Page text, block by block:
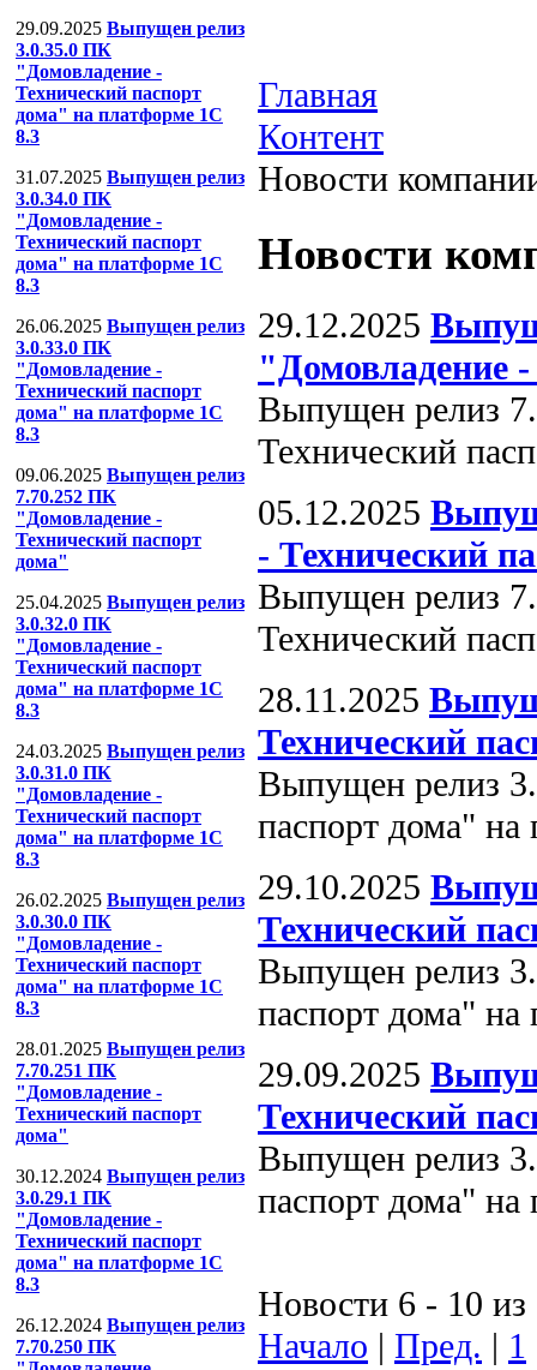
29.09.2025 Выпущен релиз
3.0.35.0 ПК
"Домовладение -
Технический паспорт
дома" на платформе 1С
8.3
31.07.2025 Выпущен релиз
3.0.34.0 ПК
"Домовладение -
Технический паспорт
дома" на платформе 1С
8.3
26.06.2025 Выпущен релиз
3.0.33.0 ПК
"Домовладение -
Технический паспорт
дома" на платформе 1С
8.3
09.06.2025 Выпущен релиз
7.70.252 ПК
"Домовладение -
Технический паспорт
дома"
25.04.2025 Выпущен релиз
3.0.32.0 ПК
"Домовладение -
Технический паспорт
дома" на платформе 1С
8.3
24.03.2025 Выпущен релиз
3.0.31.0 ПК
"Домовладение -
Технический паспорт
дома" на платформе 1С
8.3
26.02.2025 Выпущен релиз
3.0.30.0 ПК
"Домовладение -
Технический паспорт
дома" на платформе 1С
8.3
28.01.2025 Выпущен релиз
7.70.251 ПК
"Домовладение -
Технический паспорт
дома"
30.12.2024 Выпущен релиз
3.0.29.1 ПК
"Домовладение -
Технический паспорт
дома" на платформе 1С
8.3
26.12.2024 Выпущен релиз
7.70.250 ПК
Главная
Контент
Новости
Новости
29.12.2025
"Домовладение
Выпущен релиз
Технический
05.12.2025
- Технический
Выпущен релиз
Технический
28.11.2025
Технический
Выпущен релиз
паспорт дома"
29.10.2025
Технический
Выпущен релиз
паспорт дома"
29.09.2025
Технический
Выпущен релиз
паспорт дома"
Новости 6 - 10 из
Начало | Пред. | 1